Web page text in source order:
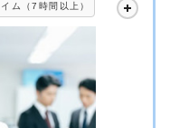
ム（7時間以上）